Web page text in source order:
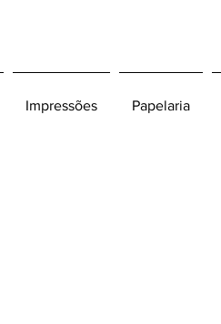
Impressões Papelaria